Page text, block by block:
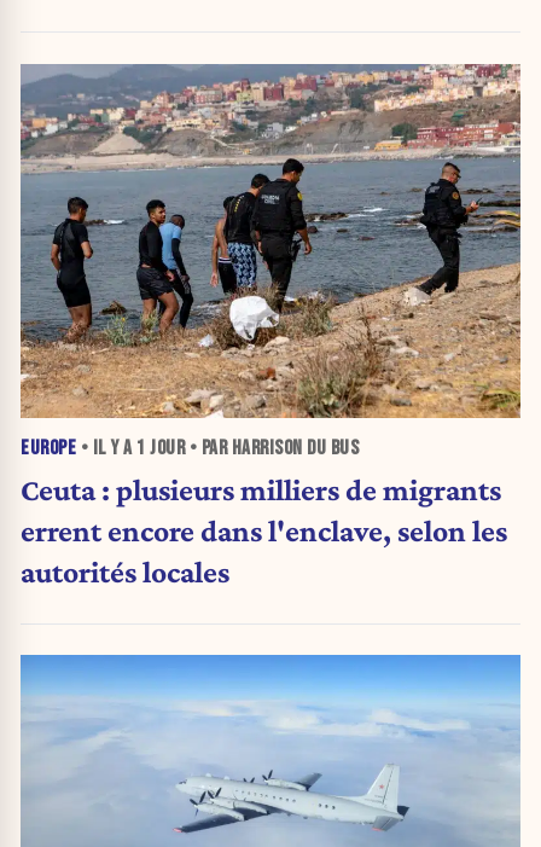
EUROPE • IL Y A 1 JOUR• PAR HARRISON DU BUS
Ceuta : plusieurs milliers de migrants
errent encore dans l'enclave, selon les
autorités locales